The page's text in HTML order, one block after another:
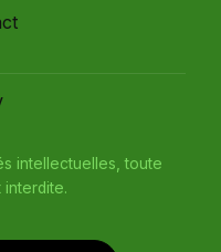
intellectuelles, toute